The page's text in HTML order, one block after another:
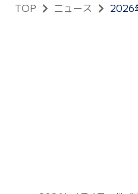
TOP ニュース 2026